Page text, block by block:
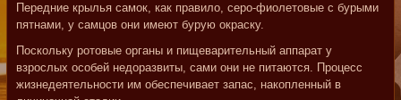
Передние крылья самок, как правило, серо-фиолетовые с бурыми
пятнами, у самцов они имеют бурую окраску.
Поскольку ротовые органы и пищеварительный аппарат у
взрослых особей недоразвиты, сами они не питаются. Процесс
жизнедеятельности им обеспечивает запас, накопленный в